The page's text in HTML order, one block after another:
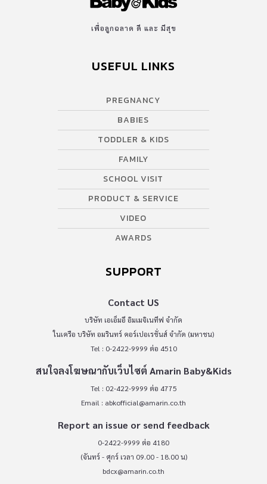
เพื่อลูกฉลาด ดี และ มีสุข
USEFUL LINKS
PREGNANCY
BABIES
TODDLER & KIDS
FAMILY
SCHOOL VISIT
PRODUCT & SERVICE
VIDEO
AWARDS
SUPPORT
Contact US
บริษัท เอเอ็มอี อิมเมจิเนทีฟ จำกัด
ในเครือ บริษัท อมรินทร์ คอร์เปอเรชั่นส์ จำกัด (มหาชน)
Tel : 0-2422-9999 ต่อ 4510
สนใจลงโฆษณากับเว็บไซต์ Amarin Baby&Kids
Tel : 02-422-9999 ต่อ 4775
Email : abkofficial@amarin.co.th
Report an issue or send feedback
0-2422-9999 ต่อ 4180
(จันทร์ - ศุกร์ เวลา 09.00 - 18.00 น)
bdcx@amarin.co.th